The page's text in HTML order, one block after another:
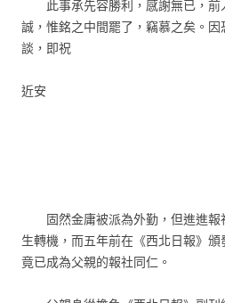
此事承先容勝利，感謝無已，
誠，惟銘之中間罷了，竊慕之矣。
談，即祝
近安
固然金庸被派為外勤，但進進
生轉機，而五年前在《西北日報》
竟已成為父親的報社同仁。